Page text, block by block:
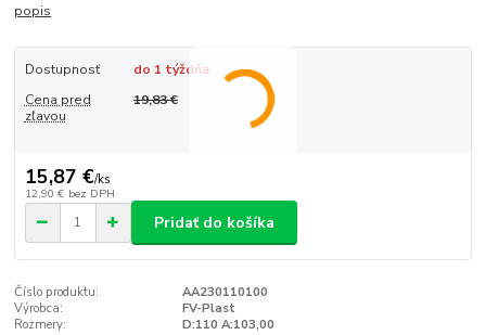
popis
Dostupnosť
do 1 týždňa
Cena pred
zľavou
19,83 €
15,87 €/ks
12,90 € bez DPH
Pridať do košíka
Číslo produktu:
AA230110100
Výrobca:
FV-Plast
Rozmery:
D:110 A:103,00